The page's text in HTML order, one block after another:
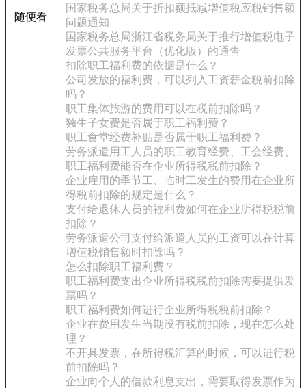
随便看
国家税务总局关于折扣额抵减增值税应税销售额
问题通知
国家税务总局浙江省税务局关于推行增值税电子
发票公共服务平台（优化版）的通告
扣除职工福利费的依据是什么？
公司发放的福利费，可以列入工资薪金税前扣除
吗？
职工集体旅游的费用可以在税前扣除吗？
独生子女费是否属于职工福利费？
职工食堂经费补贴是否属于职工福利费？
劳务派遣用工人员的职工教育经费、工会经费、
职工福利费能否在企业所得税税前扣除？
企业雇用的季节工、临时工发生的费用在企业所
得税前扣除的规定是什么？
支付给退休人员的福利费如何在企业所得税税前
扣除？
劳务派遣公司支付给派遣人员的工资可以在计算
增值税销售额时扣除吗？
怎么扣除职工福利费？
职工福利费支出企业所得税税前扣除需要提供发
票吗？
职工福利费如何进行企业所得税税前扣除？
企业在费用发生当期没有税前扣除，现在怎么处
理？
不开具发票，在所得税汇算的时候，可以进行税
前扣除吗？
企业向个人的借款利息支出，需要取得发票作为